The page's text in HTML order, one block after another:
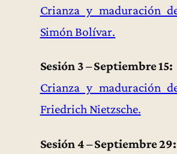
Crianza y maduración
Simón Bolívar.
Sesión 3 – Septiembre 15:
Crianza y maduración
Friedrich Nietzsche.
Sesión 4 – Septiembre 29: